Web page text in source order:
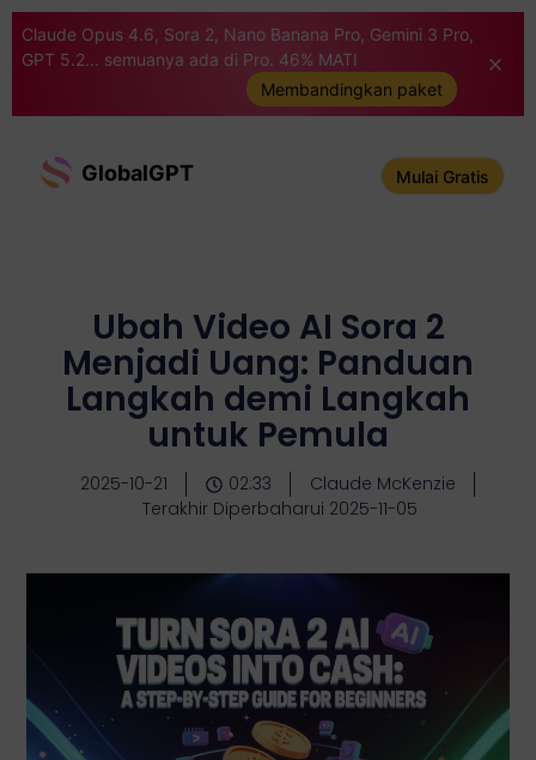
Claude Opus 4.6, Sora 2, Nano Banana Pro, Gemini 3 Pro,
GPT 5.2... semuanya ada di Pro. 46% MATI
Membandingkan paket
GlobalGPT Mulai Gratis
Ubah Video AI Sora 2
Menjadi Uang: Panduan
Langkah demi Langkah
untuk Pemula
2025-10-21 02:33
Claude McKenzie
Terakhir Diperbaharui 2025-11-05